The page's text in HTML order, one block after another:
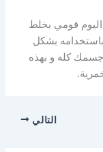
قومي بخلط
بشكل
كله و بهذه
التالي